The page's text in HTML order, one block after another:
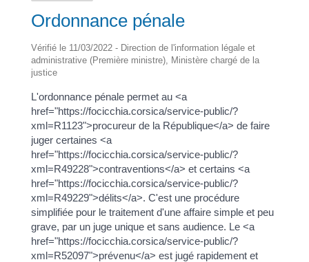
Ordonnance pénale
Vérifié le 11/03/2022 - Direction de l'information légale et
administrative (Première ministre), Ministère chargé de la
justice
L'ordonnance pénale permet au <a
href="https://focicchia.corsica/service-public/?
xml=R1123">procureur de la République</a> de faire
juger certaines <a
href="https://focicchia.corsica/service-public/?
xml=R49228">contraventions</a> et certains <a
href="https://focicchia.corsica/service-public/?
xml=R49229">délits</a>. C'est une procédure
simplifiée pour le traitement d'une affaire simple et peu
grave, par un juge unique et sans audience. Le <a
href="https://focicchia.corsica/service-public/?
xml=R52097">prévenu</a> est jugé rapidement et